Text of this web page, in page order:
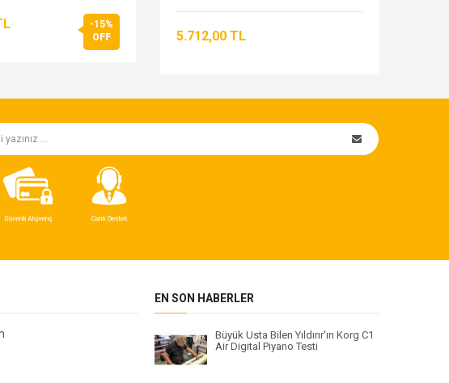
-15%
OFF
5.712,00 TL
EN SON HABERLER
Büyük Usta Bilen Yıldırır'ın Korg C1
Air Digital Piyano Testi